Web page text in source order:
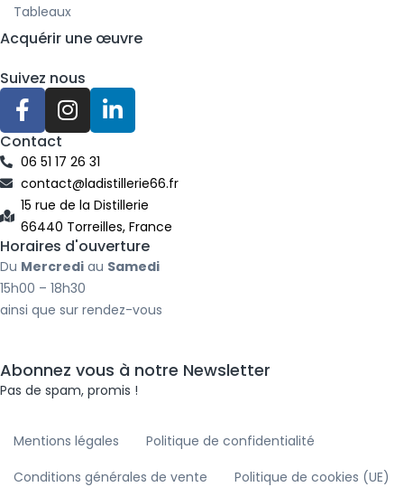
Tableaux
Acquérir une œuvre
Suivez nous
F
a
c
e
b
o
o
k
-
f
I
n
s
t
a
g
r
a
m
L
i
n
e
d
i
n
-
i
n
Contact
06 51 17 26 31
contact@ladistillerie66.fr
15 rue de la Distillerie
66440 Torreilles, France
Horaires d'ouverture
Du Mercredi au Samedi
15h00 – 18h30
ainsi que sur rendez-vous
Abonnez vous à notre Newsletter
Pas de spam, promis !
Mentions légales
Politique de confidentialité
Conditions générales de vente
Politique de cookies (UE)